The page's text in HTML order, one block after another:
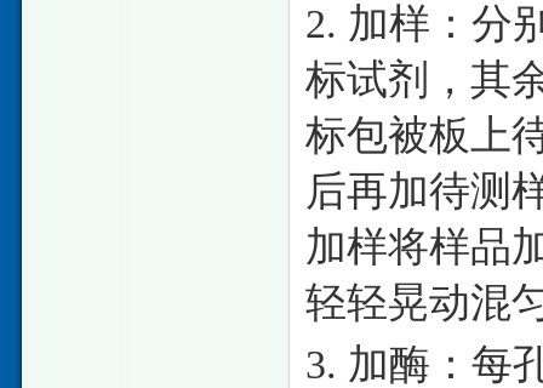
2. 加样：分
标试剂，其
标包被板上
后再加待测
加样将样品
轻轻晃动混
3. 加酶：每